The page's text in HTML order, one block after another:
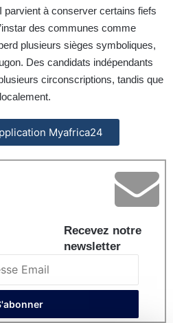
parvient à conserver certains fiefs
des communes comme
plusieurs sièges symboliques,
Des candidats indépendants
circonscriptions, tandis que
Myafrica24
Recevez notre
newsletter